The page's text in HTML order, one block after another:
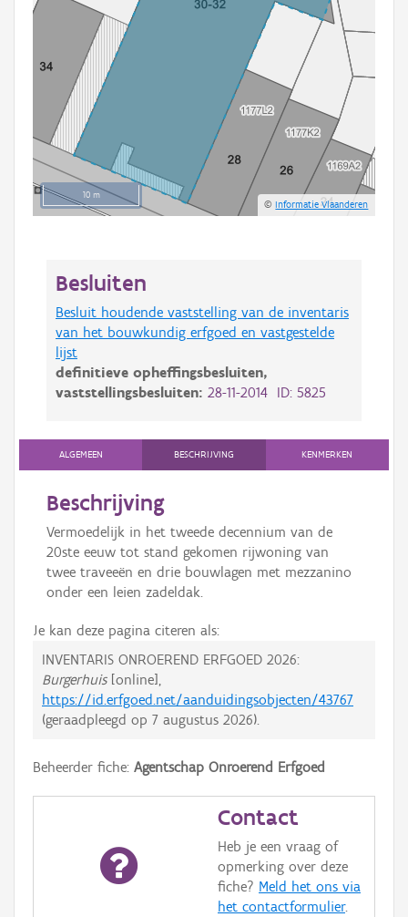
10 m
©Informatie Vlaanderen
Besluiten
Besluit houdende vaststelling van de inventaris
van het bouwkundig erfgoed en vastgestelde
lijst
definitieve opheffingsbesluiten,
vaststellingsbesluiten: 28-11-2014 ID: 5825
ALGEMEEN BESCHRIJVING KENMERKEN
Beschrijving
Vermoedelijk in het tweede decennium van de
20ste eeuw tot stand gekomen rijwoning van
twee traveeën en drie bouwlagen met mezzanino
onder een leien zadeldak.
Je kan deze pagina citeren als:
INVENTARIS ONROEREND ERFGOED 2026:
Burgerhuis[online],
https://id.erfgoed.net/aanduidingsobjecten/43767
(geraadpleegd op 7 augustus 2026).
Beheerder fiche: Agentschap Onroerend Erfgoed
Contact
Heb je een vraag of
opmerking over deze
fiche? Meld het ons via
het contactformulier.